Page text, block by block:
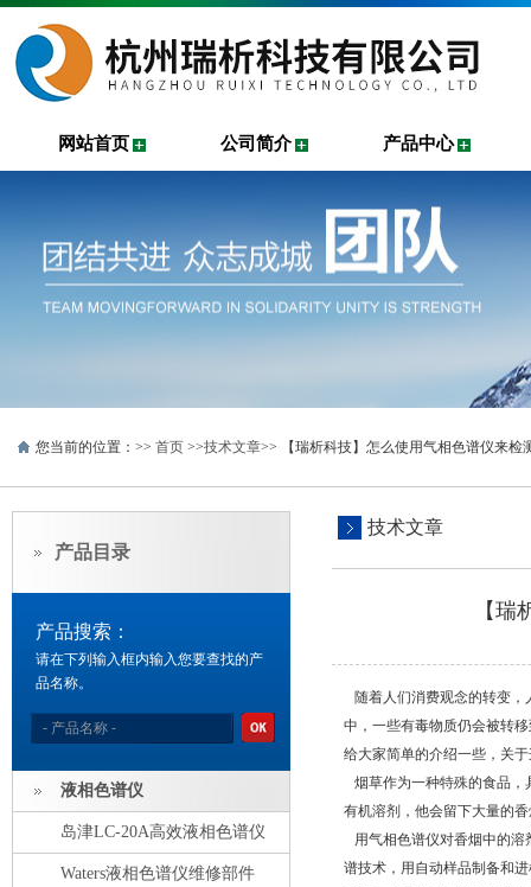
网站首页 公司简介 产品中心
您当前的位置：>> 首页 >>技术文章>> 【瑞析科技】怎么使用气相色谱仪来检
产品目录
产品搜索：
请在下列输入框内输入您要查找的产
品名称。
液相色谱仪
岛津LC-20A高效液相色谱仪
Waters液相色谱仪维修部件
技术文章
【
随着人们消费观念的转变，
中，一些有毒物质仍会被转
给大家简单的介绍一些，关
烟草作为一种特殊的食品，
有机溶剂，他会留下大量的
用气相色谱仪对香烟中的溶
谱技术，用自动样品制备和